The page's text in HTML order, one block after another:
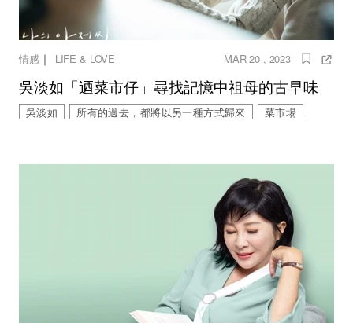
情感｜ LIFE & LOVE MAR 20 , 2023
吳淡如「迺菜市仔」尋找記憶中祖母的古早味
吳淡如 所有的過去，都將以另一種方式歸來 菜市場